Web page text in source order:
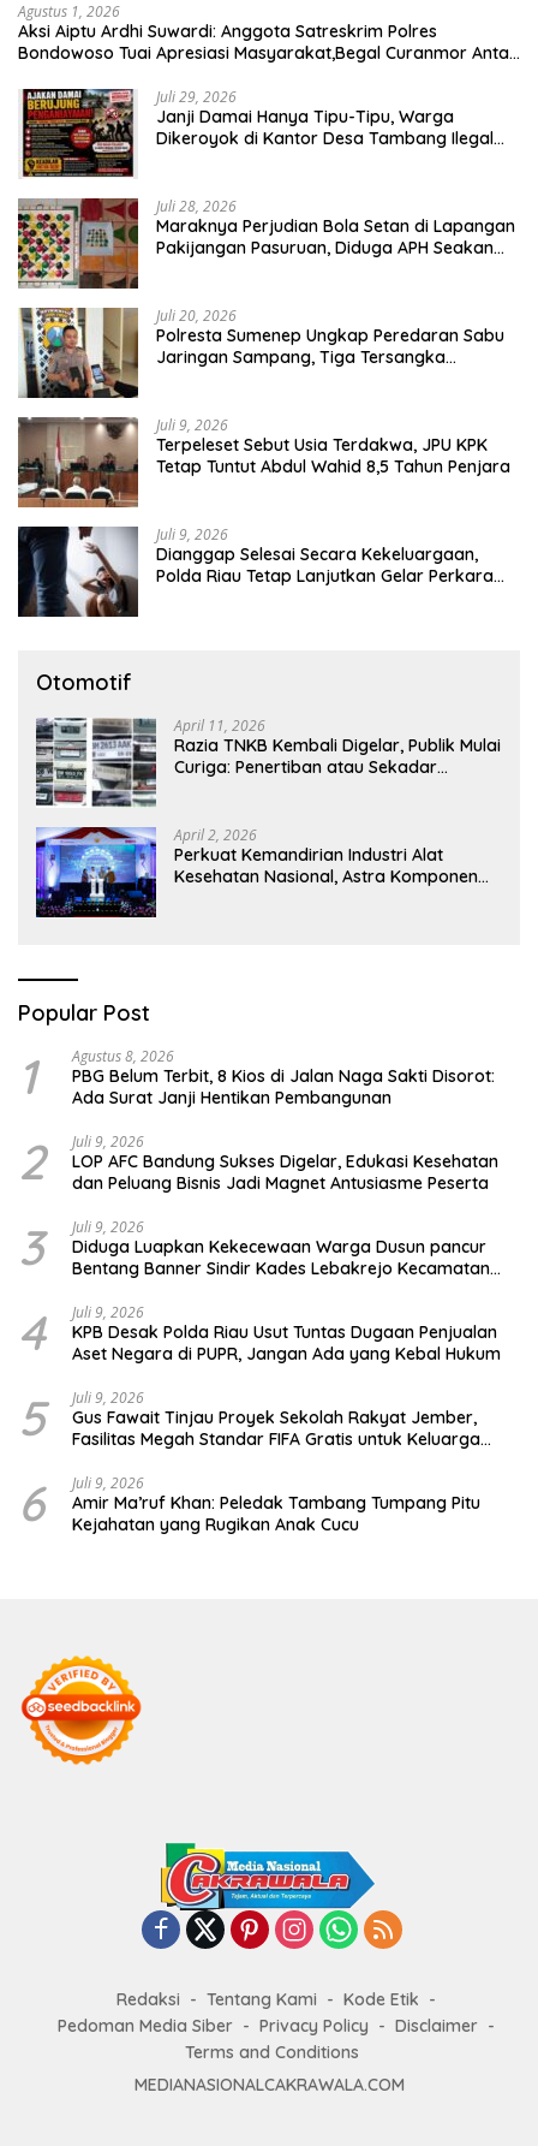
Agustus 1, 2026
Aksi Aiptu Ardhi Suwardi: Anggota Satreskrim Polres
Bondowoso Tuai Apresiasi Masyarakat,Begal Curanmor Antar
Juli 29, 2026
Janji Damai Hanya Tipu-Tipu, Warga
Dikeroyok di Kantor Desa Tambang Ilegal
Juli 28, 2026
Maraknya Perjudian Bola Setan di Lapangan
Pakijangan Pasuruan, Diduga APH Seakan
Juli 20, 2026
Polresta Sumenep Ungkap Peredaran Sabu
Jaringan Sampang, Tiga Tersangka
Juli 9, 2026
Terpeleset Sebut Usia Terdakwa, JPU KPK
Tetap Tuntut Abdul Wahid 8,5 Tahun Penjara
Juli 9, 2026
Dianggap Selesai Secara Kekeluargaan,
Polda Riau Tetap Lanjutkan Gelar Perkara
Otomotif
April 11, 2026
Razia TNKB Kembali Digelar, Publik Mulai
Curiga: Penertiban atau Sekadar
April 2, 2026
Perkuat Kemandirian Industri Alat
Kesehatan Nasional, Astra Komponen
Popular Post
1 Agustus 8, 2026
PBG Belum Terbit, 8 Kios di Jalan Naga Sakti Disorot:
Ada Surat Janji Hentikan Pembangunan
2 Juli 9, 2026
LOP AFC Bandung Sukses Digelar, Edukasi Kesehatan
dan Peluang Bisnis Jadi Magnet Antusiasme Peserta
3 Juli 9, 2026
Diduga Luapkan Kekecewaan Warga Dusun pancur
Bentang Banner Sindir Kades Lebakrejo Kecamatan
4 Juli 9, 2026
KPB Desak Polda Riau Usut Tuntas Dugaan Penjualan
Aset Negara di PUPR, Jangan Ada yang Kebal Hukum
5 Juli 9, 2026
Gus Fawait Tinjau Proyek Sekolah Rakyat Jember,
Fasilitas Megah Standar FIFA Gratis untuk Keluarga
6 Juli 9, 2026
Amir Ma’ruf Khan: Peledak Tambang Tumpang Pitu
Kejahatan yang Rugikan Anak Cucu
Redaksi Tentang Kami
Kode Etik
Pedoman Media Siber
Privacy Policy
Disclaimer
Terms and Conditions
MEDIANASIONALCAKRAWALA.COM